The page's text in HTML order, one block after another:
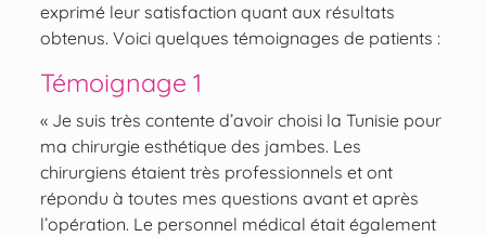
exprimé leur satisfaction quant aux résultats
obtenus. Voici quelques témoignages de patients :
Témoignage 1
« Je suis très contente d’avoir choisi la Tunisie pour
ma chirurgie esthétique des jambes. Les
chirurgiens étaient très professionnels et ont
répondu à toutes mes questions avant et après
l’opération. Le personnel médical était également